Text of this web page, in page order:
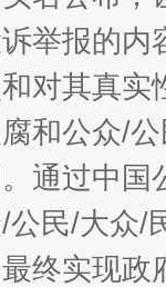
举报的
对其真实
腐和公众/
通过中
民/大众/
终实现